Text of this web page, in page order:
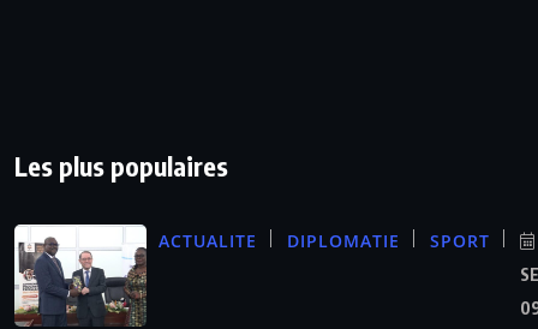
Les plus populaires
ACTUALITE DIPLOMATIE SPORT